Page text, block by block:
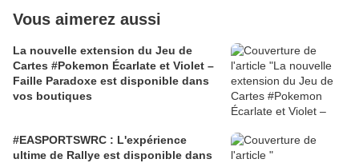
Vous aimerez aussi
La nouvelle extension du Jeu de
Cartes #Pokemon Écarlate et Violet –
Faille Paradoxe est disponible dans
vos boutiques
#EASPORTSWRC : L'expérience
ultime de Rallye est disponible dans